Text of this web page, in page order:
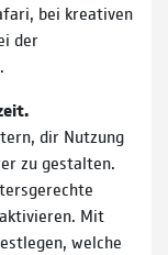
bei kreativen
der
dir Nutzung
zu gestalten.
Mit
welche